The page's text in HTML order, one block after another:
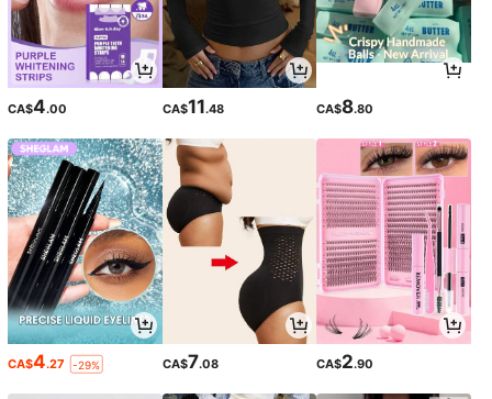
CA$4.00 CA$11.48 CA$8.80
CA$4.27 -29% CA$7.08 CA$2.90